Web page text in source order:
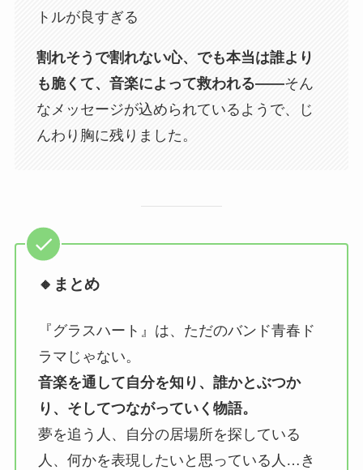
トルが良すぎる
割れそうで割れない心、でも本当は誰より
も脆くて、音楽によって救われる――そん
なメッセージが込められているようで、じ
んわり胸に残りました。
🔸まとめ
『グラスハート』は、ただのバンド青春ド
ラマじゃない。
音楽を通して自分を知り、誰かとぶつか
り、そしてつながっていく物語。
夢を追う人、自分の居場所を探している
人、何かを表現したいと思っている人…き